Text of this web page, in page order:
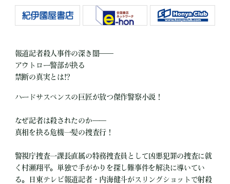
報道記者殺人事件の深き闇――
アウトロー警部が抉る
禁断の真実とは!?
ハードサスペンスの巨匠が放つ傑作警察小説！
なぜ記者は殺されたのか――
真相を抉る危機一髪の捜査行！
警視庁捜査一課長直属の特務捜査員として凶悪犯罪の捜査に就
く村瀬翔平。単独で手がかりを探し難事件を解決に導いてい
る。日東テレビ報道記者・内海健斗がスリングショットで射殺